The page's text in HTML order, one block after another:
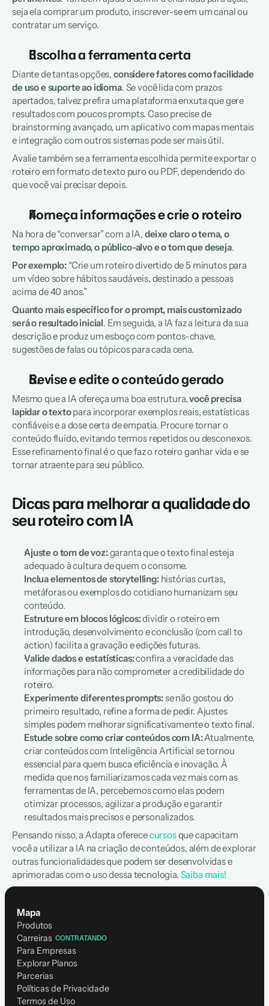
seja ela comprar um produto, inscrever-se em um canal ou
contratar um serviço.
Escolha a ferramenta certa
Diante de tantas opções, considere fatores como facilidade
de uso e suporte ao idioma. Se você lida com prazos
apertados, talvez prefira uma plataforma enxuta que gere
resultados com poucos prompts. Caso precise de
brainstorming avançado, um aplicativo com mapas mentais
e integração com outros sistemas pode ser mais útil.
Avalie também se a ferramenta escolhida permite exportar o
roteiro em formato de texto puro ou PDF, dependendo do
que você vai precisar depois.
Forneça informações e crie o roteiro
Na hora de “conversar” com a IA, deixe claro o tema, o
tempo aproximado, o público-alvo e o tom que deseja.
Por exemplo: “Crie um roteiro divertido de 5 minutos para
um vídeo sobre hábitos saudáveis, destinado a pessoas
acima de 40 anos.”
Quanto mais específico for o prompt, mais customizado
será o resultado inicial. Em seguida, a IA faz a leitura da sua
descrição e produz um esboço com pontos-chave,
sugestões de falas ou tópicos para cada cena.
Revise e edite o conteúdo gerado
Mesmo que a IA ofereça uma boa estrutura, você precisa
lapidar o texto para incorporar exemplos reais, estatísticas
confiáveis e a dose certa de empatia. Procure tornar o
conteúdo fluido, evitando termos repetidos ou desconexos.
Esse refinamento final é o que faz o roteiro ganhar vida e se
tornar atraente para seu público.
Dicas para melhorar a qualidade do
seu roteiro com IA
Ajuste o tom de voz: garanta que o texto final esteja
adequado à cultura de quem o consome.
Inclua elementos de storytelling: histórias curtas,
metáforas ou exemplos do cotidiano humanizam seu
conteúdo.
Estruture em blocos lógicos: dividir o roteiro em
introdução, desenvolvimento e conclusão (com call to
action) facilita a gravação e edições futuras.
Valide dados e estatísticas: confira a veracidade das
informações para não comprometer a credibilidade do
roteiro.
Experimente diferentes prompts: se não gostou do
primeiro resultado, refine a forma de pedir. Ajustes
simples podem melhorar significativamente o texto final.
Estude sobre como criar conteúdos com IA: Atualmente,
criar conteúdos com Inteligência Artificial se tornou
essencial para quem busca eficiência e inovação. À
medida que nos familiarizamos cada vez mais com as
ferramentas de IA, percebemos como elas podem
otimizar processos, agilizar a produção e garantir
resultados mais precisos e personalizados.
Pensando nisso, a Adapta oferece cursos que capacitam
você a utilizar a IA na criação de conteúdos, além de explorar
outras funcionalidades que podem ser desenvolvidas e
aprimoradas com o uso dessa tecnologia. Saiba mais!
Mapa
Produtos
Carreiras CONTRATANDO
Para Empresas
Explorar Planos
Parcerias
Políticas de Privacidade
Termos de Uso